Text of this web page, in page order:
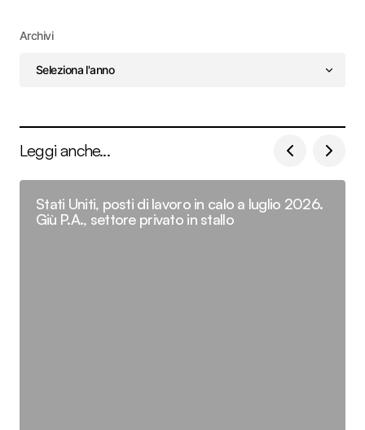
Archivi
Leggi anche...
Stati Uniti, posti di lavoro in calo a luglio 2026.
Giù P.A., settore privato in stallo